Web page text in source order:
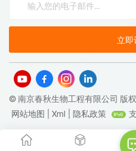
© 南京春秋生物工程有限公司 版权
网站地图
Xml 隐私政策